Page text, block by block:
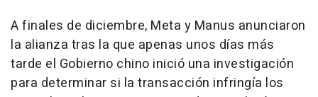
A finales de diciembre, Meta y Manus anunciaron
la alianza tras la que apenas unos días más
tarde el Gobierno chino inició una investigación
para determinar si la transacción infringía los